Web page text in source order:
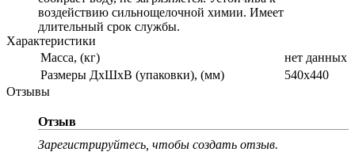
воздействию сильнощелочной химии. Имеет
длительный срок службы.
Характеристики
Масса, (кг)
нет данных
Размеры ДхШхВ (упаковки), (мм)
540х440
Отзывы
Отзыв
Зарегистрируйтесь, чтобы создать отзыв.